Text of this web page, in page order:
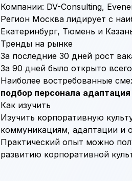
Компании: DV-Consulting,
Регион Москва лидирует с
Екатеринбург, Тюмень и
Тренды на рынке
За последние 30 дней рост
За 90 дней было открыто
Наиболее востребованные
подбор персонала
Как изучить
Изучить корпоративную
коммуникациям, адаптации и
Практический опыт можно
развитию корпоративной